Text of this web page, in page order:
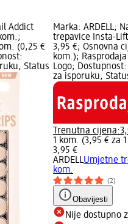
Addict
(0,25 €
Status
Marka: ARDELL;
trepavice Insta-
3,95 €; Osnovna
kom.);
Logo;
za isporuku,
Trenutna cijena:
1 kom. (3,95 € za
3,95 €
ARDELLUmjetne
kom.
(2)
Obavijesti
Nije dostupno